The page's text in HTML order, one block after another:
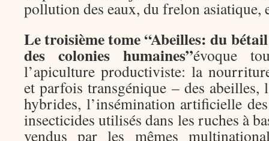
pollution des eaux, du frelon asiatique,
Le troisième tome “Abeilles: du
des colonies humaines”évoque
l’apiculture productiviste: la
et parfois transgénique – des abeilles,
hybrides, l’insémination artificielle
insecticides utilisés dans les ruches à
vendus par les mêmes